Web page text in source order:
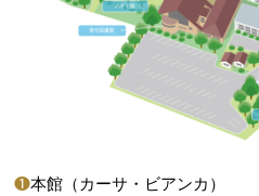
❶本館（カーサ・ビアンカ）